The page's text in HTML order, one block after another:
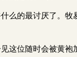
么的最讨厌了。
这位随时会被黄袍